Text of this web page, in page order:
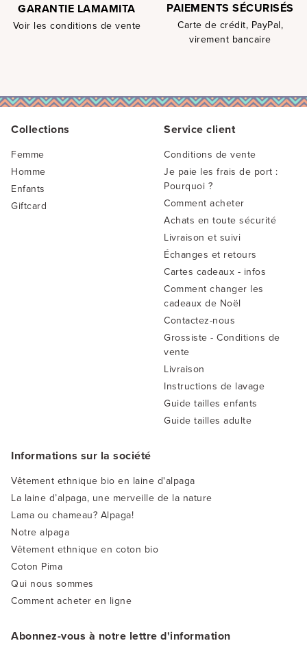
GARANTIE LAMAMITA
Voir les conditions de vente
PAIEMENTS SÉCURISÉS
Carte de crédit, PayPal,
virement bancaire
Collections
Femme
Homme
Enfants
Giftcard
Informations sur la société
Vêtement ethnique bio en laine d'alpaga
La laine d’alpaga, une merveille de la nature
Lama ou chameau? Alpaga!
Notre alpaga
Vêtement ethnique en coton bio
Coton Pima
Qui nous sommes
Comment acheter en ligne
Service client
Conditions de vente
Je paie les frais de port :
Pourquoi ?
Comment acheter
Achats en toute sécurité
Livraison et suivi
Échanges et retours
Cartes cadeaux - infos
Comment changer les
cadeaux de Noël
Contactez-nous
Grossiste - Conditions de
vente
Livraison
Instructions de lavage
Guide tailles enfants
Guide tailles adulte
Abonnez-vous à notre lettre d'information